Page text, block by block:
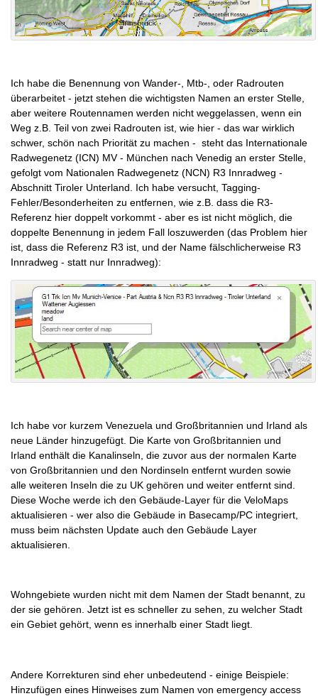
Ich habe die Benennung von Wander-, Mtb-, oder Radrouten
überarbeitet - jetzt stehen die wichtigsten Namen an erster Stelle,
aber weitere Routennamen werden nicht weggelassen, wenn ein
Weg z.B. Teil von zwei Radrouten ist, wie hier - das war wirklich
schwer, schön nach Priorität zu machen - steht das Internationale
Radwegenetz (ICN) MV - München nach Venedig an erster Stelle,
gefolgt vom Nationalen Radwegenetz (NCN) R3 Innradweg -
Abschnitt Tiroler Unterland. Ich habe versucht, Tagging-
Fehler/Besonderheiten zu entfernen, wie z.B. dass die R3-
Referenz hier doppelt vorkommt - aber es ist nicht möglich, die
doppelte Benennung in jedem Fall loszuwerden (das Problem hier
ist, dass die Referenz R3 ist, und der Name fälschlicherweise R3
Innradweg - statt nur Innradweg):
Ich habe vor kurzem Venezuela und Großbritannien und Irland als
neue Länder hinzugefügt. Die Karte von Großbritannien und
Irland enthält die Kanalinseln, die zuvor aus der normalen Karte
von Großbritannien und den Nordinseln entfernt wurden sowie
alle weiteren Inseln die zu UK gehören und weiter entfernt sind.
Diese Woche werde ich den Gebäude-Layer für die VeloMaps
aktualisieren - wer also die Gebäude in Basecamp/PC integriert,
muss beim nächsten Update auch den Gebäude Layer
aktualisieren.
Wohngebiete wurden nicht mit dem Namen der Stadt benannt, zu
der sie gehören. Jetzt ist es schneller zu sehen, zu welcher Stadt
ein Gebiet gehört, wenn es innerhalb einer Stadt liegt.
Andere Korrekturen sind eher unbedeutend - einige Beispiele:
Hinzufügen eines Hinweises zum Namen von emergency access